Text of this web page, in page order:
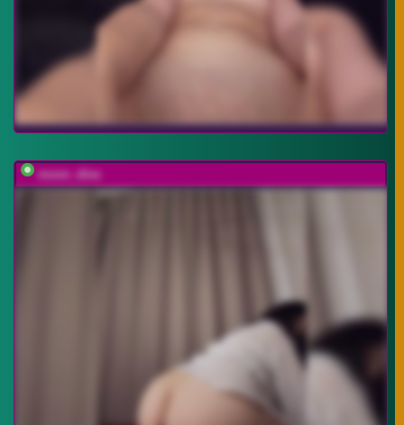
moon_diva